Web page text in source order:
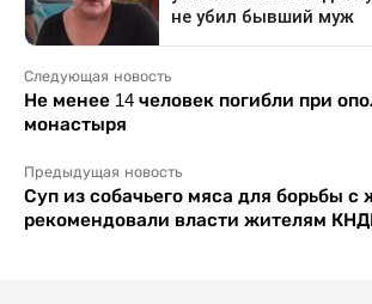
Следующая новость
Не менее 14 человек погибли при
монастыря
Предыдущая новость
Суп из собачьего мяса для борьбы с
рекомендовали власти жителям